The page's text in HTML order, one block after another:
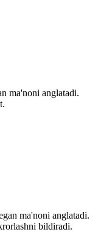
ma'noni anglatadi.
ma'noni anglatadi.
bildiradi.